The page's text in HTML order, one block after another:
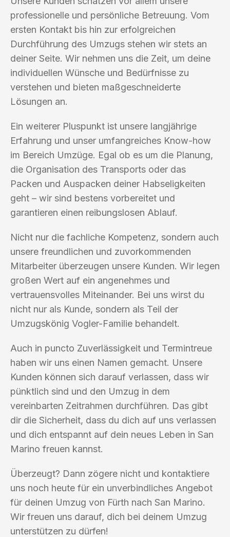
professionelle und persönliche Betreuung. Vom
ersten Kontakt bis hin zur erfolgreichen
Durchführung des Umzugs stehen wir stets an
deiner Seite. Wir nehmen uns die Zeit, um deine
individuellen Wünsche und Bedürfnisse zu
verstehen und bieten maßgeschneiderte
Lösungen an.
Ein weiterer Pluspunkt ist unsere langjährige
Erfahrung und unser umfangreiches Know-how
im Bereich Umzüge. Egal ob es um die Planung,
die Organisation des Transports oder das
Packen und Auspacken deiner Habseligkeiten
geht – wir sind bestens vorbereitet und
garantieren einen reibungslosen Ablauf.
Nicht nur die fachliche Kompetenz, sondern auch
unsere freundlichen und zuvorkommenden
Mitarbeiter überzeugen unsere Kunden. Wir legen
großen Wert auf ein angenehmes und
vertrauensvolles Miteinander. Bei uns wirst du
nicht nur als Kunde, sondern als Teil der
Umzugskönig Vogler-Familie behandelt.
Auch in puncto Zuverlässigkeit und Termintreue
haben wir uns einen Namen gemacht. Unsere
Kunden können sich darauf verlassen, dass wir
pünktlich sind und den Umzug in dem
vereinbarten Zeitrahmen durchführen. Das gibt
dir die Sicherheit, dass du dich auf uns verlassen
und dich entspannt auf dein neues Leben in San
Marino freuen kannst.
Überzeugt? Dann zögere nicht und kontaktiere
uns noch heute für ein unverbindliches Angebot
für deinen Umzug von Fürth nach San Marino.
Wir freuen uns darauf, dich bei deinem Umzug
unterstützen zu dürfen!